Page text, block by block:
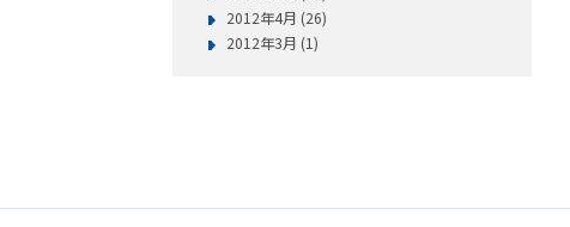
2012年4月 (26)
2012年3月 (1)